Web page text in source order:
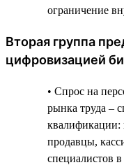
ограничение
Вторая группа
цифровизацией
• Спрос на
рынка труда –
квалификации:
продавцы,
специалистов